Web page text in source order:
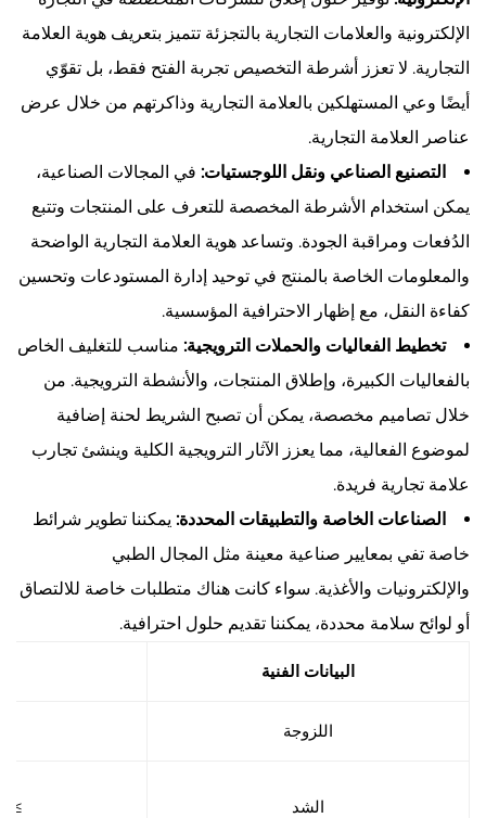
الإلكترونية والعلامات التجارية بالتجزئة تتميز بتعريف هوية العلامة
التجارية. لا تعزز أشرطة التخصيص تجربة الفتح فقط، بل تقوّي
أيضًا وعي المستهلكين بالعلامة التجارية وذاكرتهم من خلال عرض
عناصر العلامة التجارية.
التصنيع الصناعي ونقل اللوجستيات: في المجالات الصناعية،
يمكن استخدام الأشرطة المخصصة للتعرف على المنتجات وتتبع
الدُفعات ومراقبة الجودة. وتساعد هوية العلامة التجارية الواضحة
والمعلومات الخاصة بالمنتج في توحيد إدارة المستودعات وتحسين
كفاءة النقل، مع إظهار الاحترافية المؤسسية.
تخطيط الفعاليات والحملات الترويجية: مناسب للتغليف الخاص
بالفعاليات الكبيرة، وإطلاق المنتجات، والأنشطة الترويجية. من
خلال تصاميم مخصصة، يمكن أن تصبح الشريط لحنة إضافية
لموضوع الفعالية، مما يعزز الآثار الترويجية الكلية وينشئ تجارب
علامة تجارية فريدة.
الصناعات الخاصة والتطبيقات المحددة: يمكننا تطوير شرائط
خاصة تفي بمعايير صناعية معينة مثل المجال الطبي
والإلكترونيات والأغذية. سواء كانت هناك متطلبات خاصة للالتصاق
أو لوائح سلامة محددة، يمكننا تقديم حلول احترافية.
البيانات الفنية
اللزوجة
الشد ≥5ن/25مم